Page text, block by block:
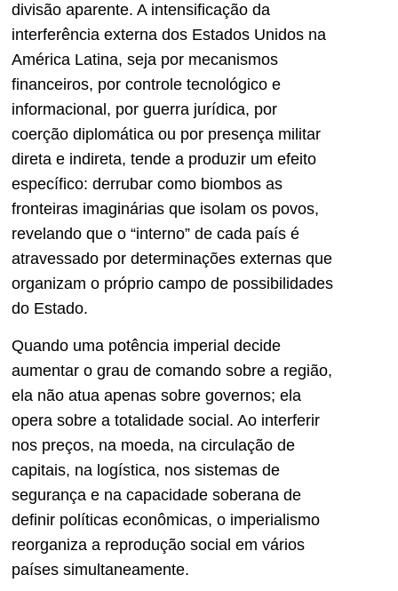
divisão aparente. A intensificação da
interferência externa dos Estados Unidos na
América Latina, seja por mecanismos
financeiros, por controle tecnológico e
informacional, por guerra jurídica, por
coerção diplomática ou por presença militar
direta e indireta, tende a produzir um efeito
específico: derrubar como biombos as
fronteiras imaginárias que isolam os povos,
revelando que o “interno” de cada país é
atravessado por determinações externas que
organizam o próprio campo de possibilidades
do Estado.
Quando uma potência imperial decide
aumentar o grau de comando sobre a região,
ela não atua apenas sobre governos; ela
opera sobre a totalidade social. Ao interferir
nos preços, na moeda, na circulação de
capitais, na logística, nos sistemas de
segurança e na capacidade soberana de
definir políticas econômicas, o imperialismo
reorganiza a reprodução social em vários
países simultaneamente.